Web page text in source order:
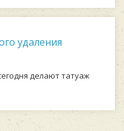
удаления
делают татуаж